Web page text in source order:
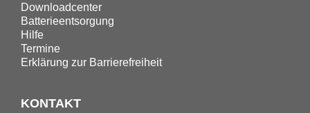
Downloadcenter
Batterieentsorgung
Hilfe
Termine
Erklärung zur Barrierefreiheit
KONTAKT